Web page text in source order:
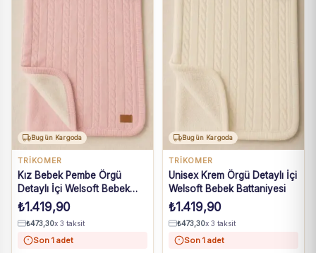
Bugün Kargoda
TRİKOMER
Kız Bebek Pembe Örgü
Detaylı İçi Welsoft Bebek
Battaniyesi
₺1.419,90
₺473,30x 3 taksit
Son 1 adet
Bugün Kargoda
TRİKOMER
Unisex Krem Örgü Detaylı İçi
Welsoft Bebek Battaniyesi
₺1.419,90
₺473,30x 3 taksit
Son 1 adet